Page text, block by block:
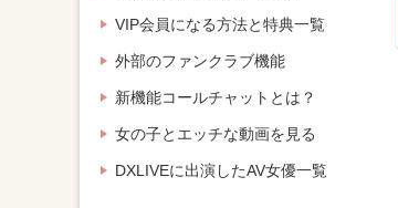
VIP会員になる方法と特典一覧
外部のファンクラブ機能
新機能コールチャットとは？
女の子とエッチな動画を見る
DXLIVEに出演したAV女優一覧